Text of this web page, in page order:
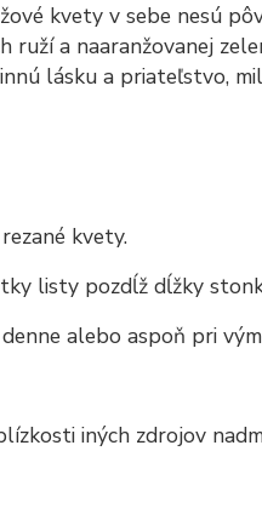
kvety v sebe nesú
a naaranžovanej
lásku a priateľstvo,
kvety.
listy pozdĺž dĺžky
alebo aspoň pri
iných zdrojov